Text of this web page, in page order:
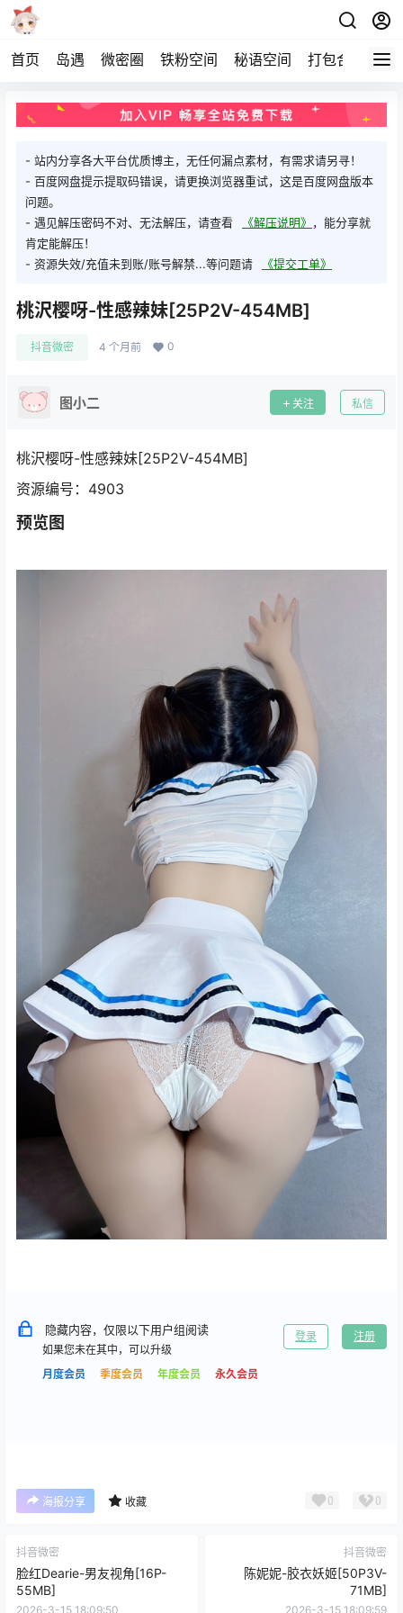
首页 岛遇 微密圈 铁粉空间 秘语空间 打包合集 关
- 站内分享各大平台优质博主，无任何漏点素材，有需求请另寻！
- 百度网盘提示提取码错误，请更换浏览器重试，这是百度网盘版本
问题。
- 遇见解压密码不对、无法解压，请查看
《解压说明》 ，能分享就
肯定能解压！
- 资源失效/充值未到账/账号解禁...等问题请
《提交工单》
桃沢樱呀-性感辣妹[25P2V-454MB]
抖音微密 4 个月前 0
图小二 关注 私信
桃沢樱呀-性感辣妹[25P2V-454MB]
资源编号：4903
预览图
隐藏内容，仅限以下用户组阅读
如果您未在其中，可以升级
月度会员
季度会员 年度会员 永久会员
登录 注册
海报分享 收藏 0 0
抖音微密
脸红Dearie-男友视角[16P-
55MB]
2026-3-15 18:09:50
抖音微密
陈妮妮-胶衣妖姬[50P3V-
71MB]
2026-3-15 18:09:59